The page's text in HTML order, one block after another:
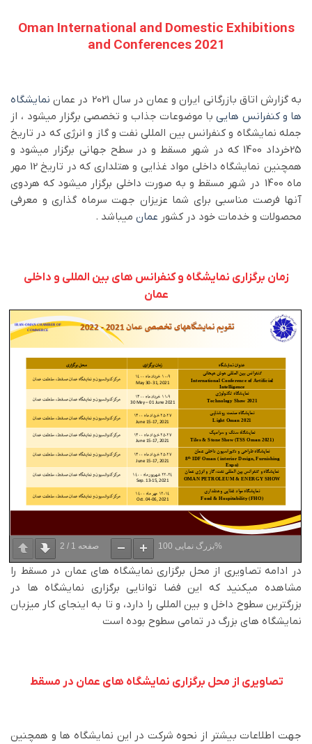
Oman International and Domestic Exhibitions
and Conferences 2021
به گزارش اتاق بازرگانی ایران و عمان در سال 2021 در عمان
نمایشگاه
ها و کنفرانس هاییبا موضوعات جذاب و تخصصی برگزار میشود ، از
جمله نمایشگاه و کنفرانس بین المللی نفت و گاز و انرژی که در تاریخ
25خرداد 1400 که در شهر مسقط و در سطح جهانی برگزار میشود و
همچنین نمایشگاه داخلی مواد غذایی و هتلداری که در تاریخ 12 مهر
ماه 1400 در شهر مسقط و به صورت داخلی برگزار میشود که هردوی
آنها فرصت مناسبی برای شما عزیزان جهت سرماه گذاری و معرفی
محصولات و خدمات خود در کشور عمان میباشد .
زمان برگزاری نمایشگاه و کنفرانس های بین المللی و داخلی
عمان
صفحه 1
/
2 بزرگ نمایی100%
در ادامه تصاویری از محل برگزاری نمایشگاه های عمان در مسقط را
مشاهده میکنید که این فضا توانایی برگزاری نمایشگاه ها در
بزرگترین سطوح داخل و بین المللی را دارد، و تا به اینجای کار میزبان
نمایشگاه های بزرگ در تمامی سطوح بوده است
تصاویری از محل برگزاری نمایشگاه های عمان در مسقط
جهت اطلاعات بیشتر از نحوه شرکت در این نمایشگاه ها و همچنین